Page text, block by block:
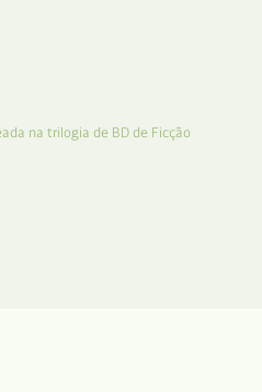
na trilogia de BD de Ficção